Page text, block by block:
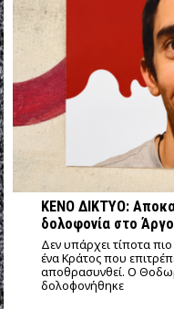
ΚΕΝΟ ΔΙΚΤΥΟ:
δολοφονία στο
Δεν υπάρχει τίποτα
ένα Κράτος που
αποθρασυνθεί. Ο
δολοφονήθηκε